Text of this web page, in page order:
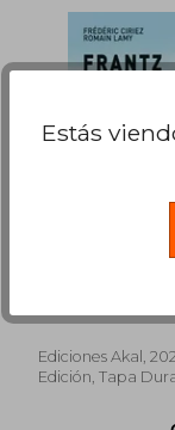
Ciriez
Ediciones Akal,
Edición, Tapa
Estás